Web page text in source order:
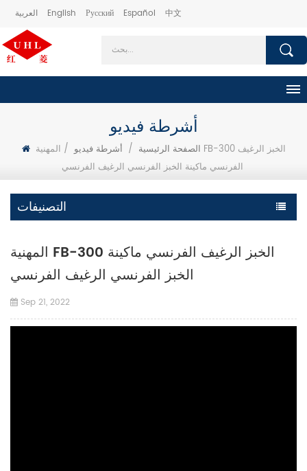
العربية English Русский Español 中文
أشرطة فيديو
الصفحة الرئيسية / أشرطة فيديو / المهنية FB-300 الخبز الرغيف
الفرنسي ماكينة الخبز الفرنسي الرغيف الفرنسي
التصنيفات
المهنية FB-300 الخبز الرغيف الفرنسي ماكينة
الخبز الفرنسي الرغيف الفرنسي
Sep 21, 2022